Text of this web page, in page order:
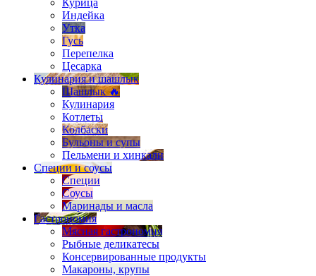
Курица
Индейка
Утка
Гусь
Перепелка
Цесарка
Кулинария и шашлык
Шашлык 🔥
Кулинария
Котлеты
Колбаски
Бульоны и супы
Пельмени и хинкали
Специи и соусы
Специи
Соусы
Маринады и масла
Гастрономия
Мясная гастрономия
Рыбные деликатесы
Консервированные продукты
Макароны, крупы